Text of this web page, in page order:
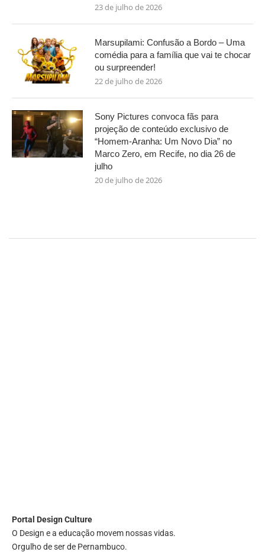
23 de julho de 2026
Marsupilami: Confusão a Bordo – Uma
comédia para a família que vai te chocar
ou surpreender!
22 de julho de 2026
Sony Pictures convoca fãs para
projeção de conteúdo exclusivo de
“Homem-Aranha: Um Novo Dia” no
Marco Zero, em Recife, no dia 26 de
julho
20 de julho de 2026
Portal Design Culture
O Design e a educação movem nossas vidas.
Orgulho de ser de Pernambuco.